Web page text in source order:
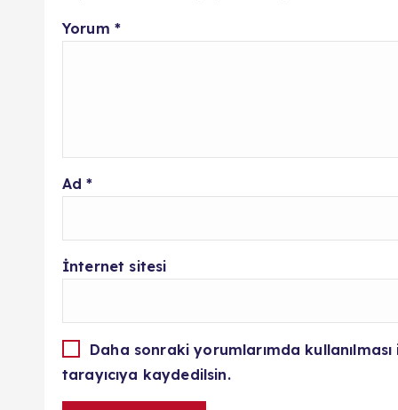
Yorum *
Ad*
İnternet sitesi
Daha sonraki yorumlarımda
tarayıcıya kaydedilsin.